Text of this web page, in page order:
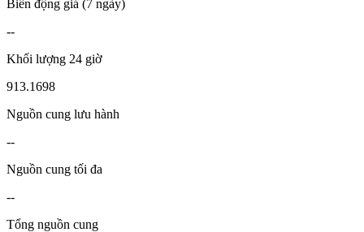
Biến động giá (7 ngày)
--
Khối lượng 24 giờ
913.1698
Nguồn cung lưu hành
--
Nguồn cung tối đa
--
Tổng nguồn cung